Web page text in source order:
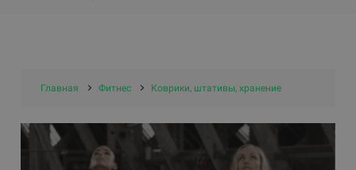
Главная Фитнес Коврики, штативы, хранение